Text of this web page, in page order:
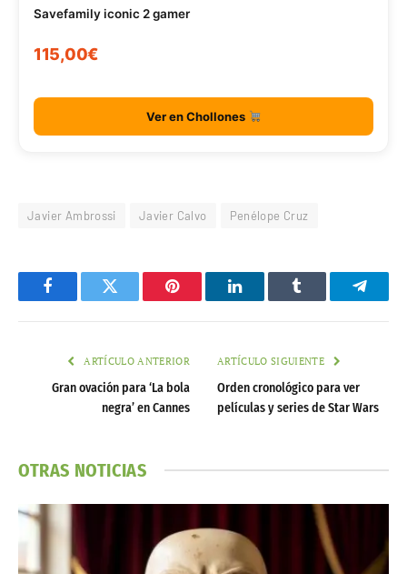
Savefamily iconic 2 gamer
115,00€
Ver en Chollones
Javier Ambrossi Javier Calvo Penélope Cruz
FacebookTwitter Pinterest LinkedInTumblr
ARTÍCULO ANTERIOR
Gran ovación para ‘La bola
negra’ en Cannes
ARTÍCULO SIGUIENTE
Orden cronológico para ver
películas y series de Star Wars
OTRAS NOTICIAS